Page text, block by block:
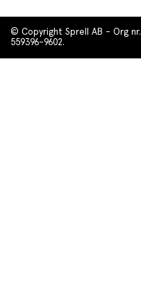
© Copyright Sprell AB - Org nr.
559396-9602.